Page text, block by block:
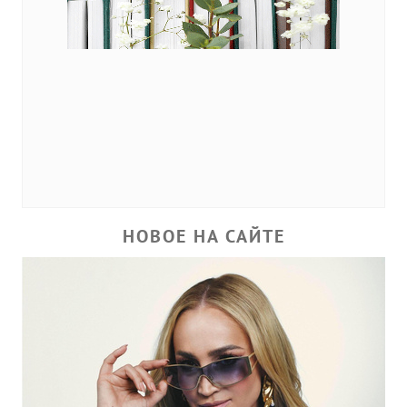
НОВОЕ НА САЙТЕ